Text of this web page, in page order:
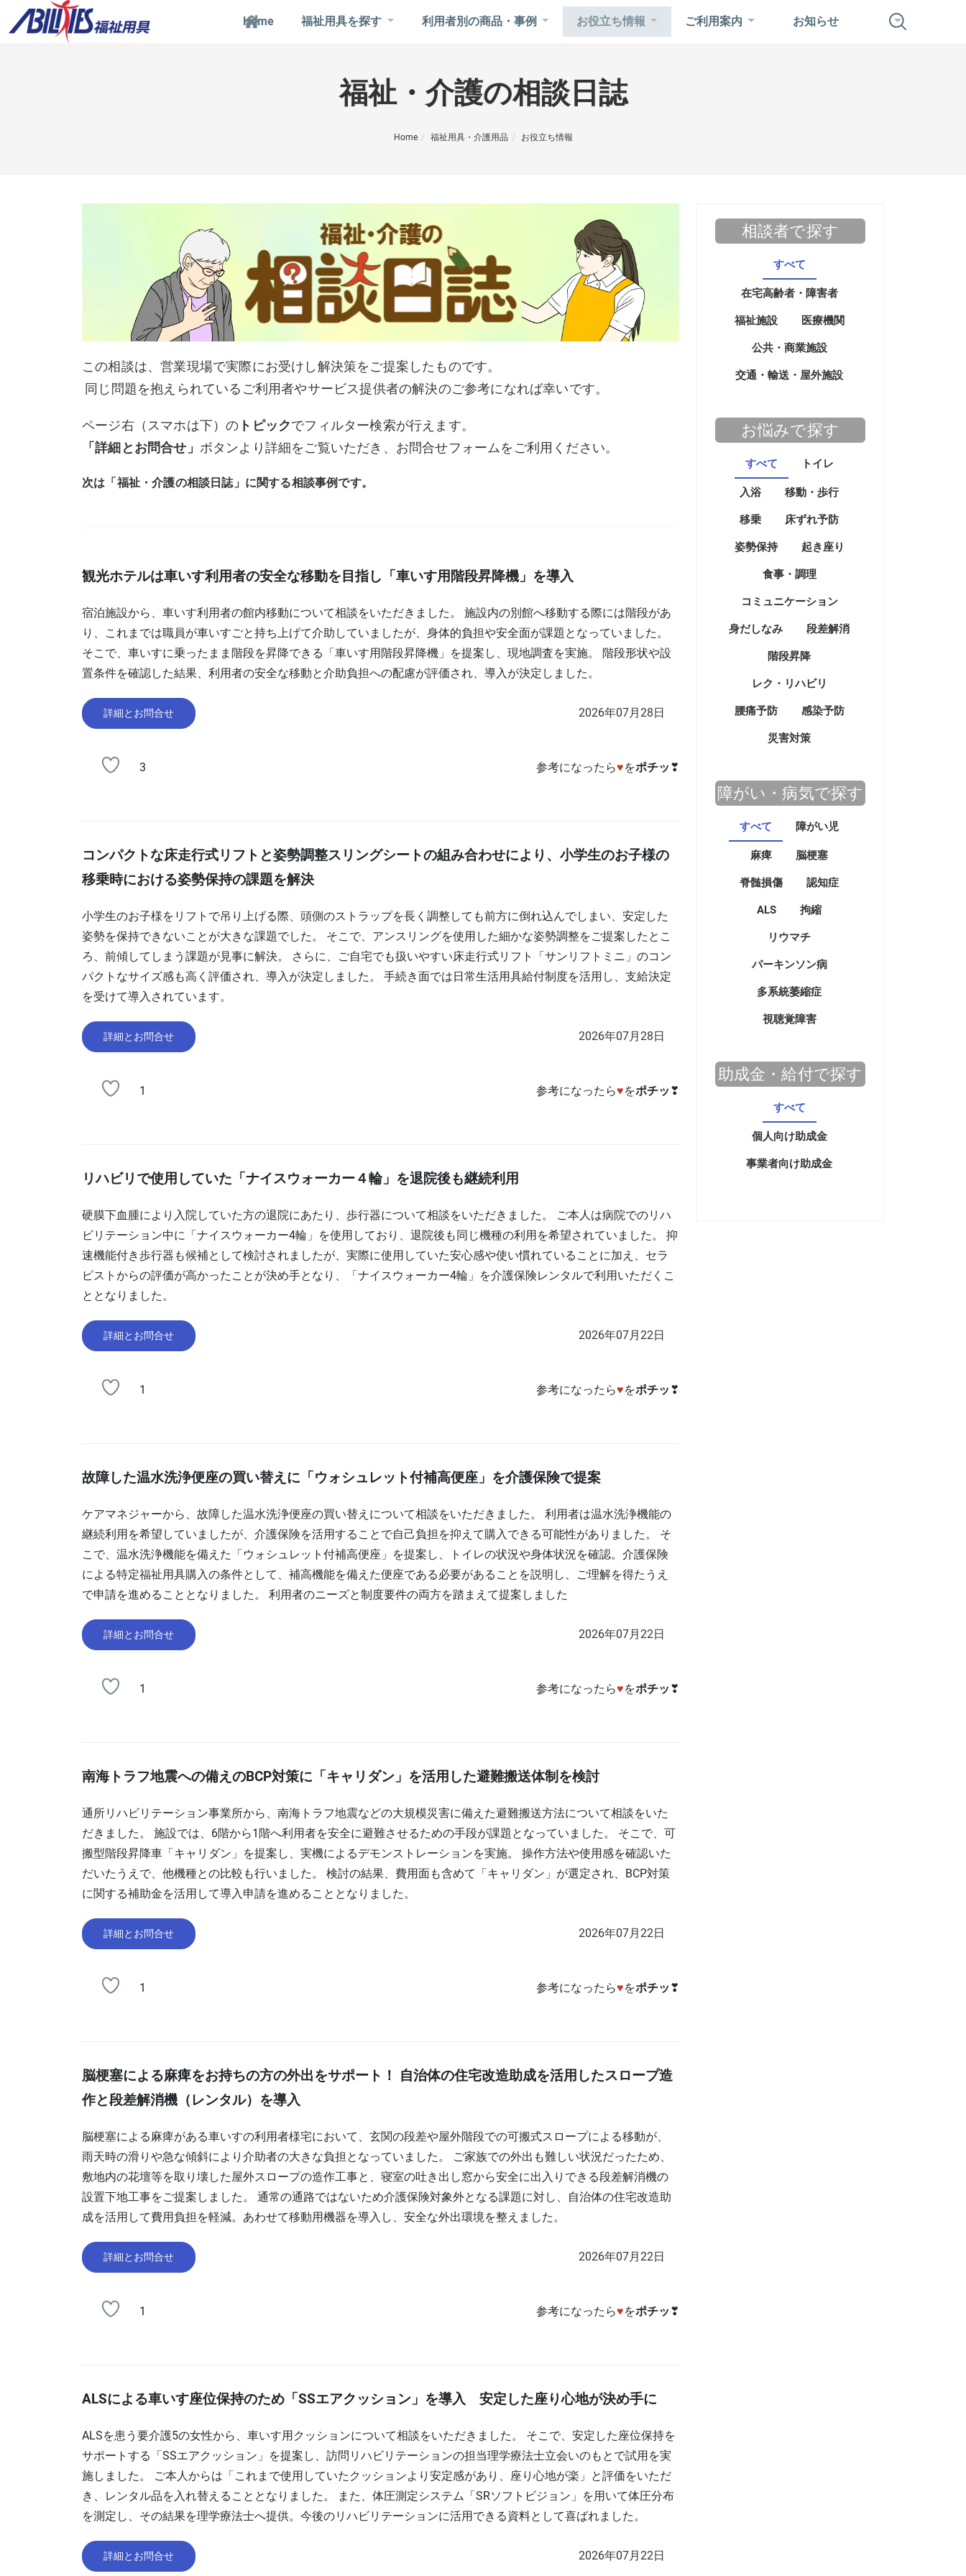
Home 福祉用具を探す 利用者別の商品・事例 お役立ち情報 ご利用案内 お知らせ
福祉・介護の相談日誌
Home 福祉用具・介護用品 お役立ち情報
この相談は、営業現場で実際にお受けし解決策をご提案したものです。
同じ問題を抱えられているご利用者やサービス提供者の解決のご参考になれば幸いです。
ページ右（スマホは下）の トピックでフィルター検索が行えます。
「詳細とお問合せ」 ボタンより詳細をご覧いただき、お問合せフォームをご利用ください。
次は「福祉・介護の相談日誌」に関する相談事例です。
観光ホテルは車いす利用者の安全な移動を目指し「車いす用階段昇降機」を導入
宿泊施設から、車いす利用者の館内移動について相談をいただきました。 施設内の別館へ移動する際には階段があ
り、これまでは職員が車いすごと持ち上げて介助していましたが、身体的負担や安全面が課題となっていました。
そこで、車いすに乗ったまま階段を昇降できる「車いす用階段昇降機」を提案し、現地調査を実施。 階段形状や設
置条件を確認した結果、利用者の安全な移動と介助負担への配慮が評価され、導入が決定しました。
詳細とお問合せ 2026年07月28日
3 参考になったら♥をポチッ ❣
コンパクトな床走行式リフトと姿勢調整スリングシートの組み合わせにより、小学生のお子様の
移乗時における姿勢保持の課題を解決
小学生のお子様をリフトで吊り上げる際、頭側のストラップを長く調整しても前方に倒れ込んでしまい、安定した
姿勢を保持できないことが大きな課題でした。 そこで、アンスリングを使用した細かな姿勢調整をご提案したとこ
ろ、前傾してしまう課題が見事に解決。 さらに、ご自宅でも扱いやすい床走行式リフト「サンリフトミニ」のコン
パクトなサイズ感も高く評価され、導入が決定しました。 手続き面では日常生活用具給付制度を活用し、支給決定
を受けて導入されています。
詳細とお問合せ 2026年07月28日
1 参考になったら♥をポチッ ❣
リハビリで使用していた「ナイスウォーカー４輪」を退院後も継続利用
硬膜下血腫により入院していた方の退院にあたり、歩行器について相談をいただきました。 ご本人は病院でのリハ
ビリテーション中に「ナイスウォーカー4輪」を使用しており、退院後も同じ機種の利用を希望されていました。 抑
速機能付き歩行器も候補として検討されましたが、実際に使用していた安心感や使い慣れていることに加え、セラ
ピストからの評価が高かったことが決め手となり、「ナイスウォーカー4輪」を介護保険レンタルで利用いただくこ
ととなりました。
詳細とお問合せ 2026年07月22日
1 参考になったら♥をポチッ ❣
故障した温水洗浄便座の買い替えに「ウォシュレット付補高便座」を介護保険で提案
ケアマネジャーから、故障した温水洗浄便座の買い替えについて相談をいただきました。 利用者は温水洗浄機能の
継続利用を希望していましたが、介護保険を活用することで自己負担を抑えて購入できる可能性がありました。 そ
こで、温水洗浄機能を備えた「ウォシュレット付補高便座」を提案し、トイレの状況や身体状況を確認。介護保険
による特定福祉用具購入の条件として、補高機能を備えた便座である必要があることを説明し、ご理解を得たうえ
で申請を進めることとなりました。 利用者のニーズと制度要件の両方を踏まえて提案しました
詳細とお問合せ 2026年07月22日
1 参考になったら♥をポチッ ❣
南海トラフ地震への備えのBCP対策に「キャリダン」を活用した避難搬送体制を検討
通所リハビリテーション事業所から、南海トラフ地震などの大規模災害に備えた避難搬送方法について相談をいた
だきました。 施設では、6階から1階へ利用者を安全に避難させるための手段が課題となっていました。 そこで、可
搬型階段昇降車「キャリダン」を提案し、実機によるデモンストレーションを実施。 操作方法や使用感を確認いた
だいたうえで、他機種との比較も行いました。 検討の結果、費用面も含めて「キャリダン」が選定され、BCP対策
に関する補助金を活用して導入申請を進めることとなりました。
詳細とお問合せ 2026年07月22日
1 参考になったら♥をポチッ ❣
脳梗塞による麻痺をお持ちの方の外出をサポート！ 自治体の住宅改造助成を活用したスロープ造
作と段差解消機（レンタル）を導入
脳梗塞による麻痺がある車いすの利用者様宅において、玄関の段差や屋外階段での可搬式スロープによる移動が、
雨天時の滑りや急な傾斜により介助者の大きな負担となっていました。 ご家族での外出も難しい状況だったため、
敷地内の花壇等を取り壊した屋外スロープの造作工事と、寝室の吐き出し窓から安全に出入りできる段差解消機の
設置下地工事をご提案しました。 通常の通路ではないため介護保険対象外となる課題に対し、自治体の住宅改造助
成を活用して費用負担を軽減。あわせて移動用機器を導入し、安全な外出環境を整えました。
詳細とお問合せ 2026年07月22日
1 参考になったら♥をポチッ ❣
ALSによる車いす座位保持のため「SSエアクッション」を導入 安定した座り心地が決め手に
ALSを患う要介護5の女性から、車いす用クッションについて相談をいただきました。 そこで、安定した座位保持を
サポートする「SSエアクッション」を提案し、訪問リハビリテーションの担当理学療法士立会いのもとで試用を実
施しました。 ご本人からは「これまで使用していたクッションより安定感があり、座り心地が楽」と評価をいただ
き、レンタル品を入れ替えることとなりました。 また、体圧測定システム「SRソフトビジョン」を用いて体圧分布
を測定し、その結果を理学療法士へ提供。今後のリハビリテーションに活用できる資料として喜ばれました。
詳細とお問合せ 2026年07月22日
相談者で探す
すべて
在宅高齢者・障害者
福祉施設 医療機関
公共・商業施設
交通・輸送・屋外施設
お悩みで探す
すべて トイレ
入浴 移動・歩行
移乗 床ずれ予防
姿勢保持 起き座り
食事・調理
コミュニケーション
身だしなみ 段差解消
階段昇降
レク・リハビリ
腰痛予防 感染予防
災害対策
障がい・病気で探す
すべて 障がい児
麻痺 脳梗塞
脊髄損傷 認知症
ALS 拘縮
リウマチ
パーキンソン病
多系統萎縮症
視聴覚障害
助成金・給付で探す
すべて
個人向け助成金
事業者向け助成金